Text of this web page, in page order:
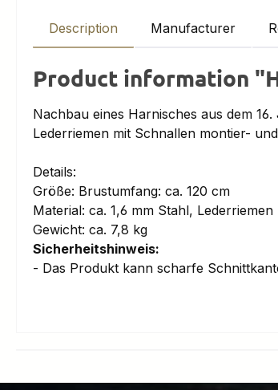
Description Manufacturer
Product information
Nachbau eines Harnisches aus dem
Lederriemen mit Schnallen montier-
Details:
Größe: Brustumfang: ca. 120 cm
Material: ca. 1,6 mm Stahl, Lederriemen
Gewicht: ca. 7,8 kg
Sicherheitshinweis:
- Das Produkt kann scharfe